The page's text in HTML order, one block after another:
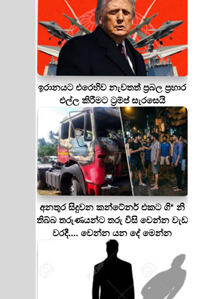
ඉරානයට එරෙහිව නැවතත් ප්‍රබල ප්‍රහාර
එල්ල කිරීමට ට්‍රම්ප් සැරසෙයි
අනතුර සිදුවන කන්ටේනර් එකට ගි* නි
තිබ්බ තරුණයන්ට තරු විසි වෙන්න වැඩ
වරදී.... වෙන්න යන දේ මෙන්න